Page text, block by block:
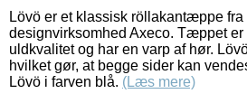
Lövö er et klassisk röllakantæppe
designvirksomhed Axeco. Tæppet
uldkvalitet og har en varp af hør.
hvilket gør, at begge sider kan
Lövö i farven blå. (Læs mere)